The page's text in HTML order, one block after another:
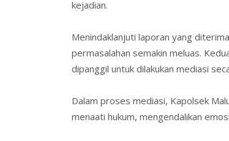
kejadian.
Menindaklanjuti laporan yang
permasalahan semakin meluas.
dipanggil untuk dilakukan mediasi
Dalam proses mediasi, Kapolsek
menaati hukum, mengendalikan